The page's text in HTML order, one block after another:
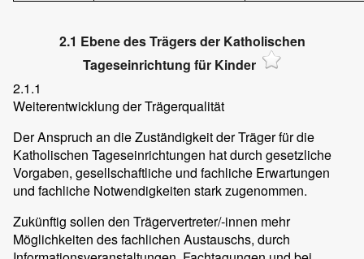
2.1 Ebene des Trägers der Katholischen
Tageseinrichtung für Kinder
2.1.1
Weiterentwicklung der Trägerqualität
Der Anspruch an die Zuständigkeit der Träger für die
Katholischen Tageseinrichtungen hat durch gesetzliche
Vorgaben, gesellschaftliche und fachliche Erwartungen
und fachliche Notwendigkeiten stark zugenommen.
Zukünftig sollen den Trägervertreter/-innen mehr
Möglichkeiten des fachlichen Austauschs, durch